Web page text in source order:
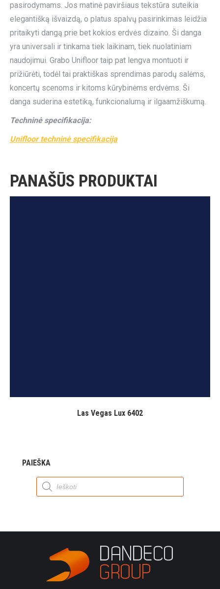
pasirodymams. Jos matinė paviršiaus tekstūra suteikia
elegantišką išvaizdą, o platus spalvų pasirinkimas leidžia
pritaikyti dangą prie bet kokios erdvės dizaino. Ši danga
yra universali ir tinkama tiek laikinam, tiek nuolatiniam
naudojimui. Grabo Unifloor taip pat lengva montuoti ir
prižiūrėti, todėl tai praktiškas sprendimas parodų salėms,
koncertų scenoms ir kitoms kūrybinėms erdvėms. Ši
danga suderina estetiką, funkcionalumą ir ilgaamžiškumą.
Techninė specifikacija:
Unifloor techninė specifikacija
PANAŠŪS PRODUKTAI
Las Vegas Lux 6402
PAIEŠKA
Products
search